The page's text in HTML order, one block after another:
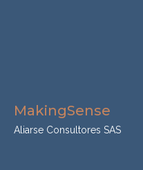
MakingSense
Aliarse Consultores SAS